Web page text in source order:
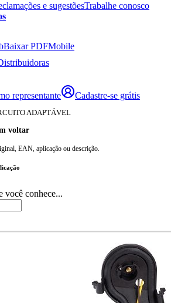
e sugestõesTrabalhe conosco
Baixar PDFMobile
representante Cadastre-se grátis
ADAPTÁVEL
voltar
EAN, aplicação ou descrição.
você conhece.